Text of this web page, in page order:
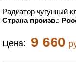
Радиатор чугунный
Страна произв.:
Цена: 9 660